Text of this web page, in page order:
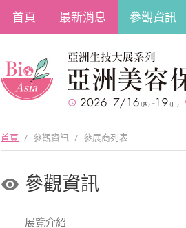
首頁 最新消息 參觀資訊
首頁 / 參觀資訊 / 參展商列表
參觀資訊
展覽介紹